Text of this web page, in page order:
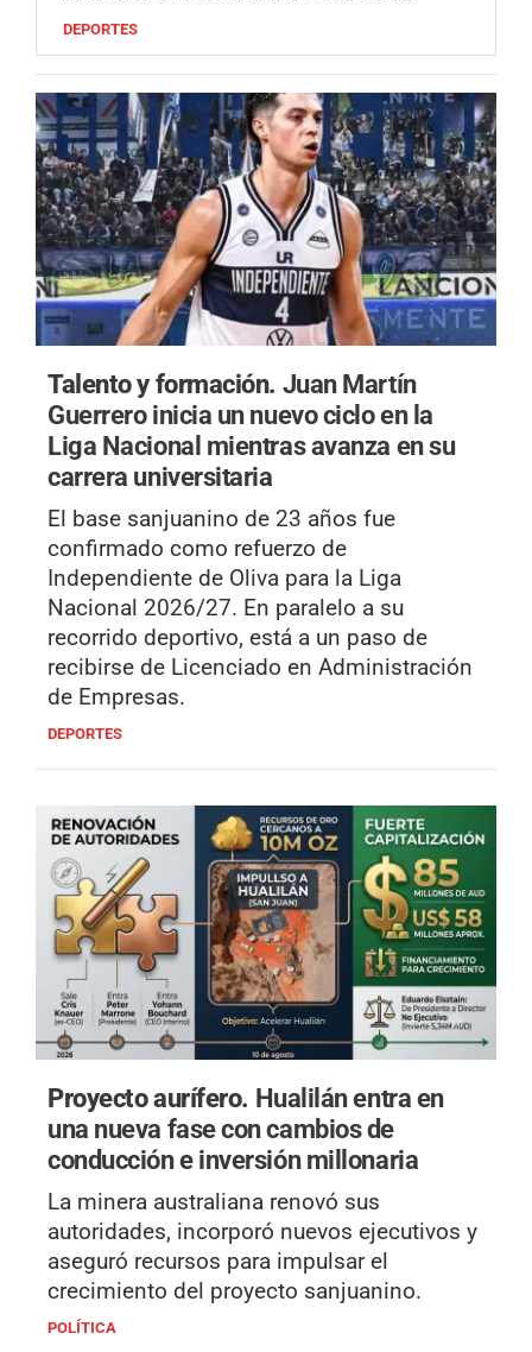
DEPORTES
Talento y formación. Juan Martín
Guerrero inicia un nuevo ciclo en la
Liga Nacional mientras avanza en su
carrera universitaria
El base sanjuanino de 23 años fue
confirmado como refuerzo de
Independiente de Oliva para la Liga
Nacional 2026/27. En paralelo a su
recorrido deportivo, está a un paso de
recibirse de Licenciado en Administración
de Empresas.
DEPORTES
Proyecto aurífero. Hualilán entra en
una nueva fase con cambios de
conducción e inversión millonaria
La minera australiana renovó sus
autoridades, incorporó nuevos ejecutivos y
aseguró recursos para impulsar el
crecimiento del proyecto sanjuanino.
POLÍTICA